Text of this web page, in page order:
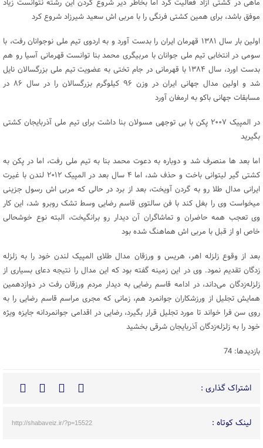
ماهی در کشتی آزاد فعالیت کرد اما بخاطر دیر شروع کردن این رشته نتوانست زیاد
موفق باشد، برای همین کشتی فرنگی را با مربی اش سعید شیرزاد شروع کرد
اولین بار سال ۱۳۸۱ قهرمان ایران را بدست آورد و به اردوی تیم ملی نوجوانان رفت، با
سومی در انتخابی تیم ملی جوانان با مربیگری محمد بنا توانست قهرمانی آسیا رو هم
بدست اورد، سال ۱۳۸۴ با قهرمانی در جام تختی به عضویت تیم ملی بزرگسالان نایل
شد و اولین مدال جهانی ایران در وزن ۹۶ کیلوگرم بزرگسالان را در سال ۸۶ در
مسابقات جهانی باکو به ارمغان آورد
در المپیک ۲۰۰۷ پکن با بی توجهی مسولان بنا داشت برای تیم ملی آذربایجان کشتی
بگیرید
اما بعد ها منصرف شد و دوباره به دعوت محمد بنا به تیم ملی رفت، اما در پکن به
کشتی گیر لیتوانی باخت و حذف شد، اما ۴ سال بعد در المپیک ۲۰۱۲ لندن با غیرت
ایرانی مدال طلا رو به گردن آویخت، بعد از برد در حالی که مربی اش رسول جزینی
میخواست وی را بغل کند با فن سالتوی قاسم رضایی وسط تشک روبرو شد، این کار
وی تعجب همه حاضران و تماشاگران آن دیدار رو برانگیخت، البته نوع خوشحالی
خاص او از قبل با مربی اش هماهنگ شده بود
بعد از وقوع زلزله اهر، هریس و ورزقان مدال طلای المپیک لندن خود را به زلزله‌
زدگان تقدیم نمود. وی در این زمینه گفته بود که این مدال را نتیجه دعای بسیاری از
زلزله‌زدگان می‌داند، در ادامه قاسم رضایی به دیدار مردم ورزقان رفت در دوازدهمین
همایش تجلیل از ورزشکاران جوانمرد هم، زمانی که مجری مراسم قاسم رضایی را به
روی سن فرا خواند تا مورد تجلیل قرار بگیرد، رضایی در اقدامی جوانمردانه جایزه ویژه
خود را به زلزله‌زدگان آذربایجان شرقی بخشید
بازدیدها: 74
اشتراک گذاری :
لینک کوتاه : http://shabaveiz.ir/?p=15522